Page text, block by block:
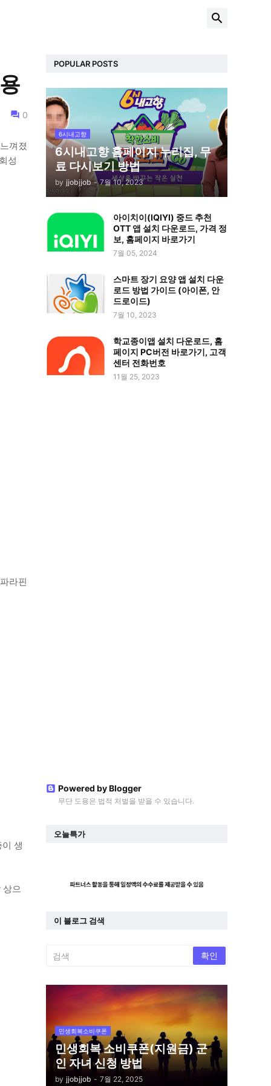
0
껴졌
성
라핀
생
으
POPULAR POSTS
6시내고향
6시내고향 홈페이지 누리집, 무
료 다시보기 방법
by jjobjjob - 7월 10, 2023
아이치이(IQIYI) 중드 추천
OTT 앱 설치 다운로드, 가격 정
보, 홈페이지 바로가기
7월 05, 2024
스마트 장기 요양 앱 설치 다운
로드 방법 가이드 (아이폰, 안
드로이드)
7월 10, 2023
학교종이앱 설치 다운로드, 홈
페이지 PC버전 바로가기, 고객
센터 전화번호
11월 25, 2023
Powered by Blogger
무단 도용은 법적 처벌을 받을 수 있습니다.
오늘특가
이 블로그 검색
민생회복소비쿠폰
민생회복 소비쿠폰(지원금) 군
인 자녀 신청 방법
by jjobjjob - 7월 22, 2025